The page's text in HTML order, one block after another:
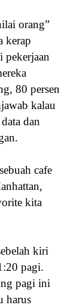
orang”
kerap
pekerjaan
80 persen
kalau
dan
cafe
kita
kiri
pagi.
pagi ini
harus